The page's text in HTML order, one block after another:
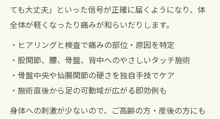
ても大丈夫」といった信号が正確に届くようになり、体
全体が軽くなったり痛みが和らいだりします。
・ヒアリングと検査で痛みの部位・原因を特定
・股関節、腰、骨盤、背中へのやさしいタッチ施術
・骨盤中央や仙腸関節の硬さを独自手技でケア
・施術直後から足の可動域が広がる即効例も
身体への刺激が少ないので、ご高齢の方・産後の方にも